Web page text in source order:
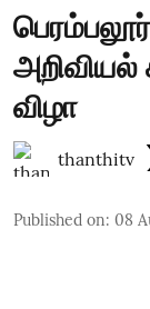
அறிவியல்
விழா
thanthitv
Published on: 08